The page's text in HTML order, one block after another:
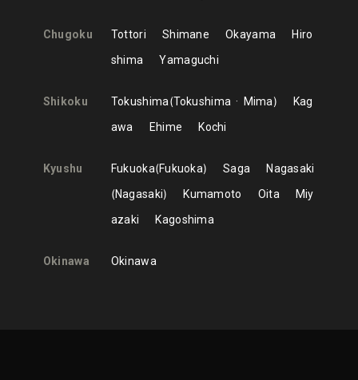
Chugoku Tottori Shimane Okayama
Hiro
shima
Yamaguchi
Shikoku Tokushima Tokushima Mima
Kag
awa
Ehime Kochi
Kyushu Fukuoka Fukuoka Saga
Nagasaki
Nagasaki
Kumamoto Oita
Miy
azaki
Kagoshima
Okinawa Okinawa